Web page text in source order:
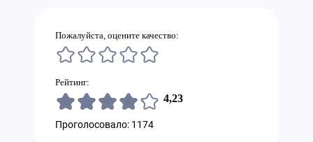
Пожалуйста, оцените качество:
Рейтинг:
4,23
Проголосовало: 1174